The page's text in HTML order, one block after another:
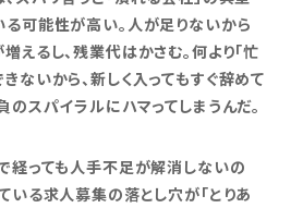
可能性が高い。人が足りないから
えるし、残業代はかさむ。何より「忙
ないから、新しく入ってもすぐ辞めて
のスパイラルにハマってしまうんだ。
経っても人手不足が解消しないの
いる求人募集の落とし穴が「とりあ